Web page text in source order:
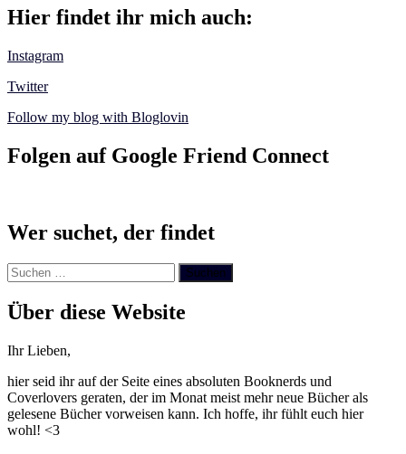
Hier findet ihr mich auch:
Instagram
Twitter
Follow my blog with Bloglovin
Folgen auf Google Friend Connect
Wer suchet, der findet
Suchen
nach:
Über diese Website
Ihr Lieben,
hier seid ihr auf der Seite eines absoluten Booknerds und
Coverlovers geraten, der im Monat meist mehr neue Bücher als
gelesene Bücher vorweisen kann. Ich hoffe, ihr fühlt euch hier
wohl! <3